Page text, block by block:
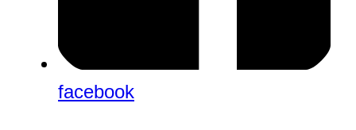
facebook